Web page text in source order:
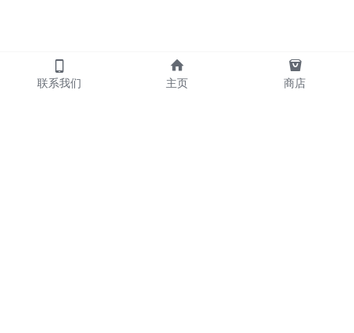
联系我们 主页 商店